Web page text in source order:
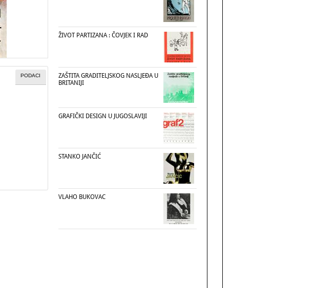
PODACI
ŽIVOT PARTIZANA : ČOVJEK I RAD
ZAŠTITA GRADITELJSKOG NASLJEĐA U
BRITANIJI
GRAFIČKI DESIGN U JUGOSLAVIJI
STANKO JANČIĆ
VLAHO BUKOVAC